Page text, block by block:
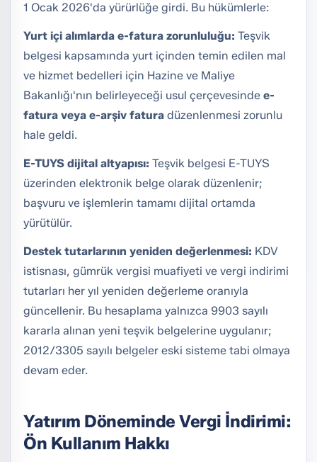
1 Ocak 2026'da yürürlüğe girdi. Bu hükümlerle:
Yurt içi alımlarda e-fatura zorunluluğu: Teşvik
belgesi kapsamında yurt içinden temin edilen mal
ve hizmet bedelleri için Hazine ve Maliye
Bakanlığı'nın belirleyeceği usul çerçevesinde e-
fatura veya e-arşiv fatura düzenlenmesi zorunlu
hale geldi.
E-TUYS dijital altyapısı: Teşvik belgesi E-TUYS
üzerinden elektronik belge olarak düzenlenir;
başvuru ve işlemlerin tamamı dijital ortamda
yürütülür.
Destek tutarlarının yeniden değerlenmesi: KDV
istisnası, gümrük vergisi muafiyeti ve vergi indirimi
tutarları her yıl yeniden değerleme oranıyla
güncellenir. Bu hesaplama yalnızca 9903 sayılı
kararla alınan yeni teşvik belgelerine uygulanır;
2012/3305 sayılı belgeler eski sisteme tabi olmaya
devam eder.
Yatırım Döneminde Vergi İndirimi:
Ön Kullanım Hakkı